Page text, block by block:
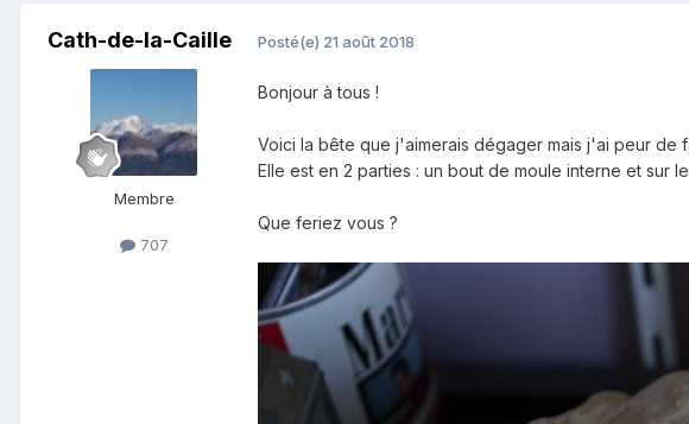
Cath-de-la-Caille
Membre
707
Posté(e) 21 août 2018
Bonjour à tous !
Voici la bête que j'aimerais dégager mais j'ai peur de
Elle est en 2 parties : un bout de moule interne et
Que feriez vous ?